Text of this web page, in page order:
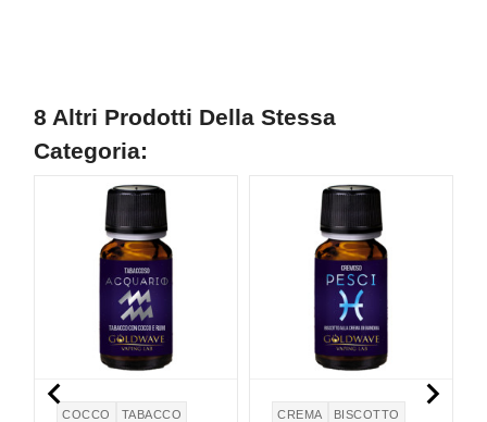
8 Altri Prodotti Della Stessa
Categoria:
COCCO
TABACCO
CREMA BISCOTTO
 